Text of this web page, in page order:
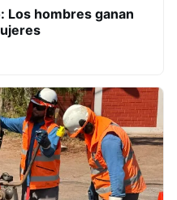
Los hombres ganan